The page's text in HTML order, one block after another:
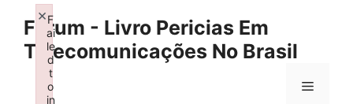
conteúdo
Fórum - Livro Pericias Em
Telecomunicações No Brasil
Menu
F
ai
le
d
t
o
in
×